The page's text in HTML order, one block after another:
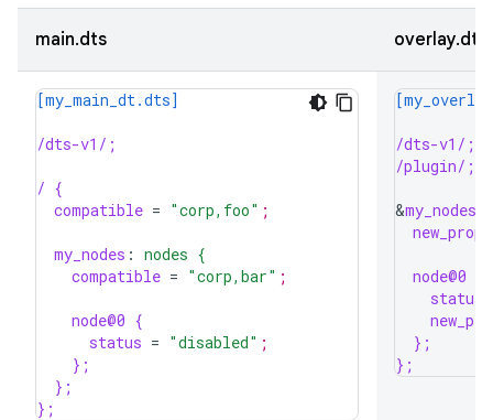
main.dts overlay.dts
[my_main_dt.dts]
/dts-v1/;
/ {
compatible = "corp,foo" ;
my_nodes : nodes {
compatible = "corp,bar" ;
node@0 {
status = "disabled" ;
};
};
};
/dts-v1/;
/plugin/;
&my_nodes {
new_prop1
node@0 {
status
};
};